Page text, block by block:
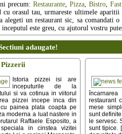
precum: Restaurante, Pizza, Bistro,
cu orasul tau, urmareste ultimele
un restaurant sic, sa comandati
este greu, cu ajutorul vostru
adaugate!
Pizzerii
Istoria pizzei isi are
inceputurile de la
si va cotinua in viitorul
pizzei incepe inca din
painea plata coapta pe
moderna a luat nastere in
Raffaele Esposito, a
in cinstea vizitei
restaurant
mese
sunt
le servesc.
sunt tipice.